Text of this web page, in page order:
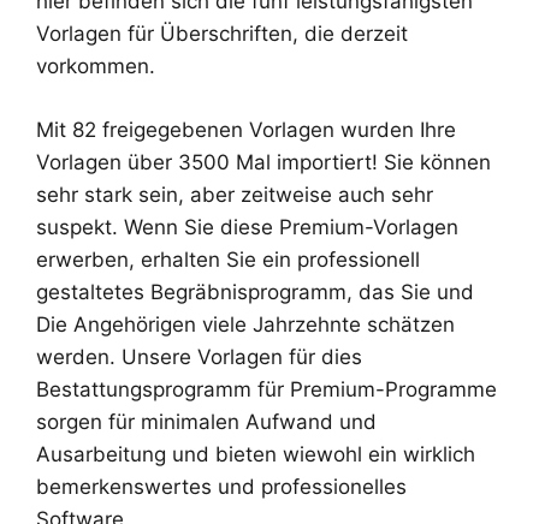
Vorlagen für Überschriften, die derzeit
vorkommen.
Mit 82 freigegebenen Vorlagen wurden Ihre
Vorlagen über 3500 Mal importiert! Sie können
sehr stark sein, aber zeitweise auch sehr
suspekt. Wenn Sie diese Premium-Vorlagen
erwerben, erhalten Sie ein professionell
gestaltetes Begräbnisprogramm, das Sie und
Die Angehörigen viele Jahrzehnte schätzen
werden. Unsere Vorlagen für dies
Bestattungsprogramm für Premium-Programme
sorgen für minimalen Aufwand und
Ausarbeitung und bieten wiewohl ein wirklich
bemerkenswertes und professionelles
Software.